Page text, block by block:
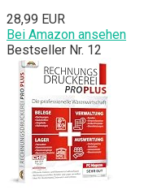
28,99 EUR
Bei Amazon ansehen
Bestseller Nr. 12